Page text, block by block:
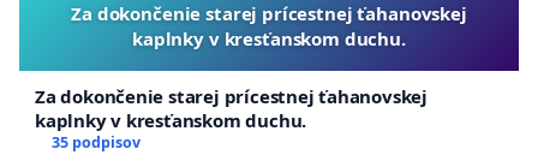
Za dokončenie starej prícestnej ťahanovskej
kaplnky v kresťanskom duchu.
Za dokončenie starej prícestnej ťahanovskej
kaplnky v kresťanskom duchu.
35 podpisov